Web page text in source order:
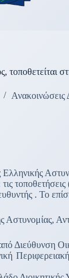
Ανακοινώσεις
. Το
Περιφερειακή